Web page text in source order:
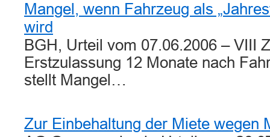
Mangel, wenn Fahrzeug als
wird
BGH, Urteil vom 07.06.2006 – VIII
Erstzulassung 12 Monate nach
stellt Mangel…
Zur Einbehaltung der Miete wegen